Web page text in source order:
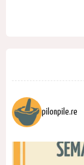
pilonpile.re